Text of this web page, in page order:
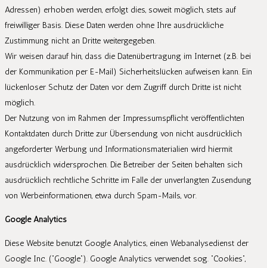
Adressen) erhoben werden, erfolgt dies, soweit möglich, stets auf
freiwilliger Basis. Diese Daten werden ohne Ihre ausdrückliche
Zustimmung nicht an Dritte weitergegeben.
Wir weisen darauf hin, dass die Datenübertragung im Internet (z.B. bei
der Kommunikation per E-Mail) Sicherheitslücken aufweisen kann. Ein
lückenloser Schutz der Daten vor dem Zugriff durch Dritte ist nicht
möglich.
Der Nutzung von im Rahmen der Impressumspflicht veröffentlichten
Kontaktdaten durch Dritte zur Übersendung von nicht ausdrücklich
angeforderter Werbung und Informationsmaterialien wird hiermit
ausdrücklich widersprochen. Die Betreiber der Seiten behalten sich
ausdrücklich rechtliche Schritte im Falle der unverlangten Zusendung
von Werbeinformationen, etwa durch Spam-Mails, vor.
Google Analytics
Diese Website benutzt Google Analytics, einen Webanalysedienst der
Google Inc. (”Google”). Google Analytics verwendet sog. ”Cookies”,